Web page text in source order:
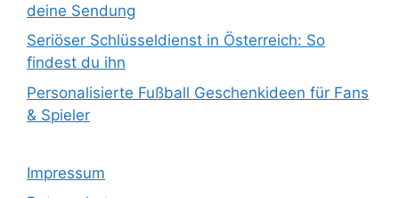
deine Sendung
Seriöser Schlüsseldienst in Österreich: So
findest du ihn
Personalisierte Fußball Geschenkideen für Fans
& Spieler
Impressum